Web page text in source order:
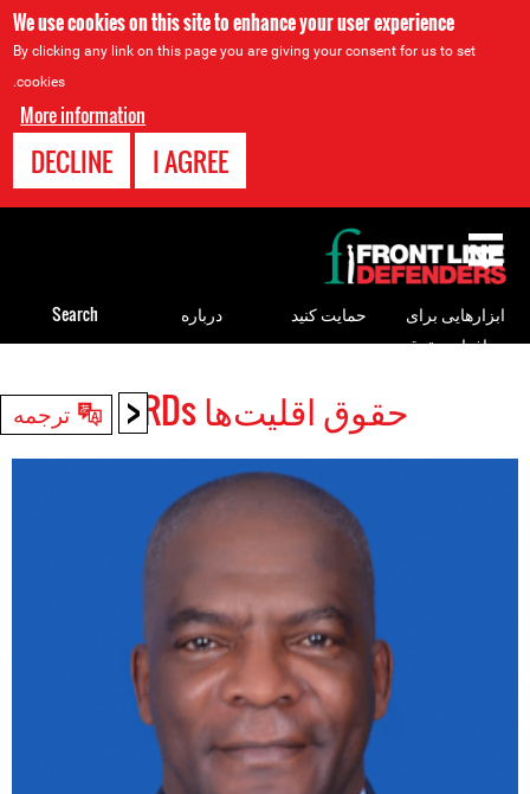
We use cookies on this site to enhance your user experience
By clicking any link on this page you are giving your consent for us to set
cookies.
More information
I AGREE
DECLINE
< ترجمه
top
حقوق اقلیت‌ها HRDs
to
top
ابزارهایی برای
مدافعان حقوق
حمایت کنید درباره Search